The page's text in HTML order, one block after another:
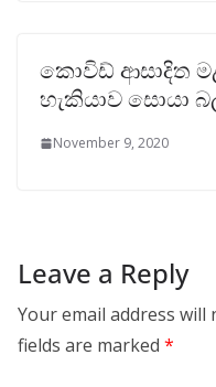
කොවිඩ් ආසාදිත
හැකියාව සොයා
November 9, 2020
Leave a Reply
Your email address will
fields are marked *